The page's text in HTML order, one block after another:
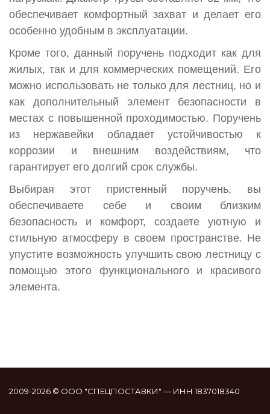
обеспечивает комфортный захват и делает его
особенно удобным в эксплуатации.
Кроме того, данный поручень подходит как для
жилых, так и для коммерческих помещений. Его
можно использовать не только для лестниц, но и
как дополнительный элемент безопасности в
местах с повышенной проходимостью. Поручень
из нержавейки обладает устойчивостью к
коррозии и внешним воздействиям, что
гарантирует его долгий срок службы.
Выбирая этот пристенный поручень, вы
обеспечиваете себе и своим близким
безопасность и комфорт, создаете уютную и
стильную атмосферу в своем пространстве. Не
упустите возможность улучшить свою лестницу с
помощью этого функционального и красивого
элемента.
2009-2026 © ООО "СПЕЦПОСТАВКИ" — ИНН 1837018340